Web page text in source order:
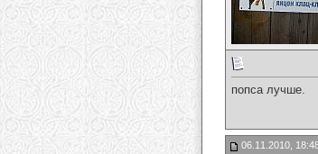
попса лучше.
06.11.2010,